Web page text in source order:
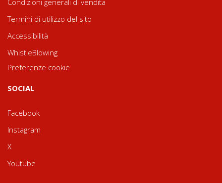
Condizioni generali di vendita
Termini di utilizzo del sito
Accessibilità
WhistleBlowing
Preferenze cookie
SOCIAL
Facebook
Instagram
X
Youtube